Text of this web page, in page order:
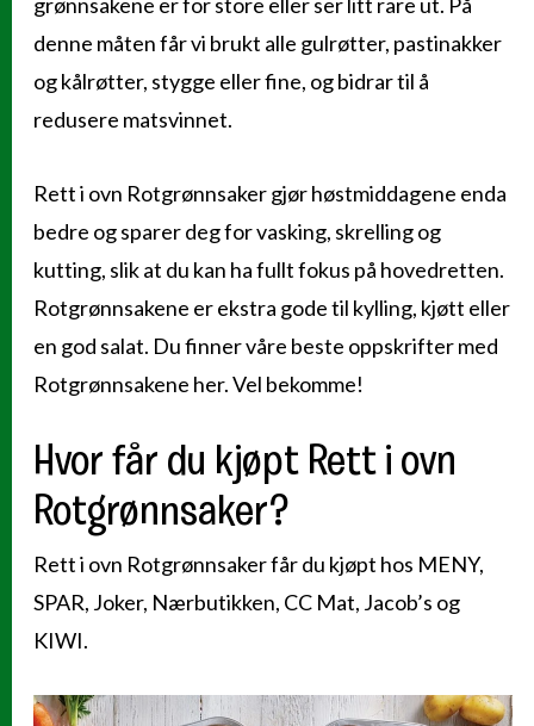
denne måten får vi brukt alle gulrøtter, pastinakker
og kålrøtter, stygge eller fine, og bidrar til å
redusere matsvinnet.
Rett i ovn Rotgrønnsaker gjør høstmiddagene enda
bedre og sparer deg for vasking, skrelling og
kutting, slik at du kan ha fullt fokus på hovedretten.
Rotgrønnsakene er ekstra gode til kylling, kjøtt eller
en god salat. Du finner våre beste oppskrifter med
Rotgrønnsakene her. Vel bekomme!
Hvor får du kjøpt Rett i ovn
Rotgrønnsaker?
Rett i ovn Rotgrønnsaker får du kjøpt hos MENY,
SPAR, Joker, Nærbutikken, CC Mat, Jacob’s og
KIWI.